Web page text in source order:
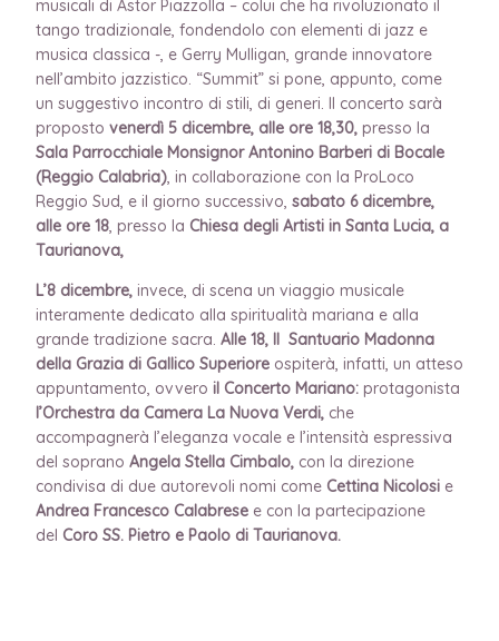
musicali di Astor Piazzolla – colui che ha rivoluzionato il
tango tradizionale, fondendolo con elementi di jazz e
musica classica -, e Gerry Mulligan, grande innovatore
nell’ambito jazzistico. “Summit” si pone, appunto, come
un suggestivo incontro di stili, di generi. Il concerto sarà
proposto venerdì 5 dicembre, alle ore 18,30, presso la
Sala Parrocchiale Monsignor Antonino Barberi di Bocale
(Reggio Calabria), in collaborazione con la ProLoco
Reggio Sud, e il giorno successivo, sabato 6 dicembre,
alle ore 18, presso la Chiesa degli Artisti in Santa Lucia, a
Taurianova,
L’8 dicembre, invece, di scena un viaggio musicale
interamente dedicato alla spiritualità mariana e alla
grande tradizione sacra. Alle 18, Il Santuario Madonna
della Grazia di Gallico Superiore ospiterà, infatti, un atteso
appuntamento, ovvero il Concerto Mariano: protagonista
l’Orchestra da Camera La Nuova Verdi, che
accompagnerà l’eleganza vocale e l’intensità espressiva
del soprano Angela Stella Cimbalo, con la direzione
condivisa di due autorevoli nomi come Cettina Nicolosi e
Andrea Francesco Calabrese e con la partecipazione
del Coro SS. Pietro e Paolo di Taurianova.